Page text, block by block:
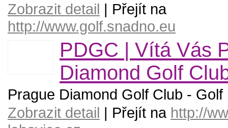
Zobrazit detail | Přejít na
http://www.golf.snadno.eu
PDGC | Vítá Vás
Diamond Golf
Prague Diamond Golf Club - Golf
Zobrazit detail | Přejít na http://